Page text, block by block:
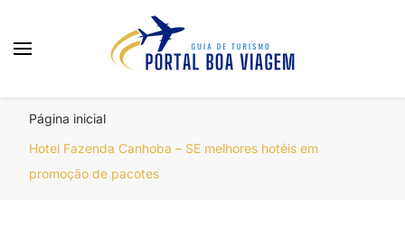
Página inicial
Hotel Fazenda Canhoba – SE melhores hotéis em
promoção de pacotes